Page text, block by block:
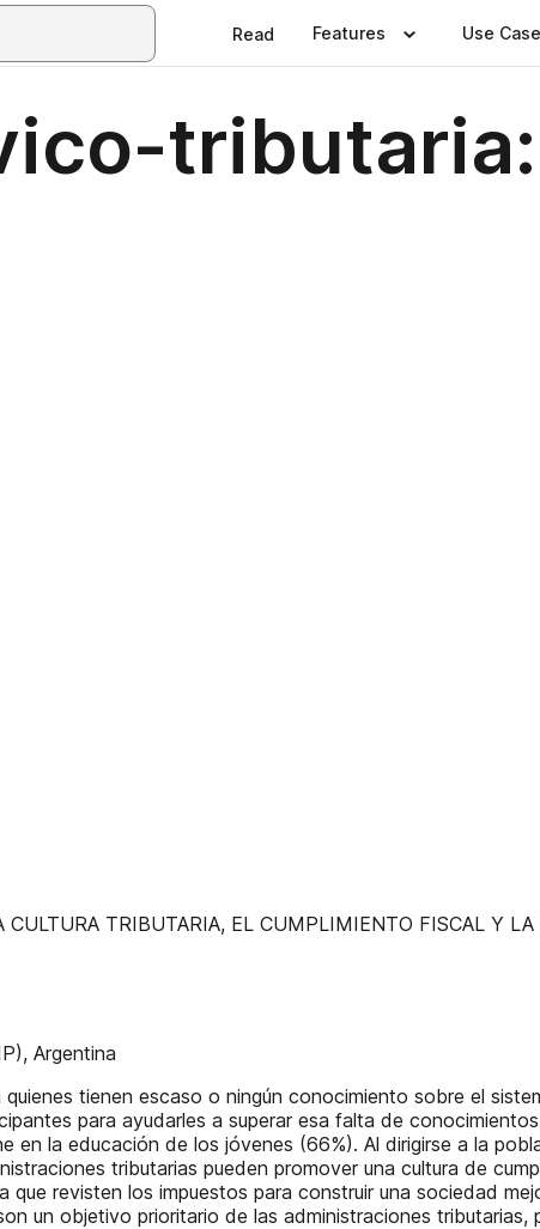
Read Features Use
TRIBUTARIA, EL CUMPLIMIENTO FISCAL Y LA
Argentina
tienen escaso o ningún conocimiento sobre el
para ayudarles a superar esa falta de
en la educación de los jóvenes (66%). Al dirigirse a la
tributarias pueden promover una cultura de
revisten los impuestos para construir una sociedad
un objetivo prioritario de las administraciones tributarias,